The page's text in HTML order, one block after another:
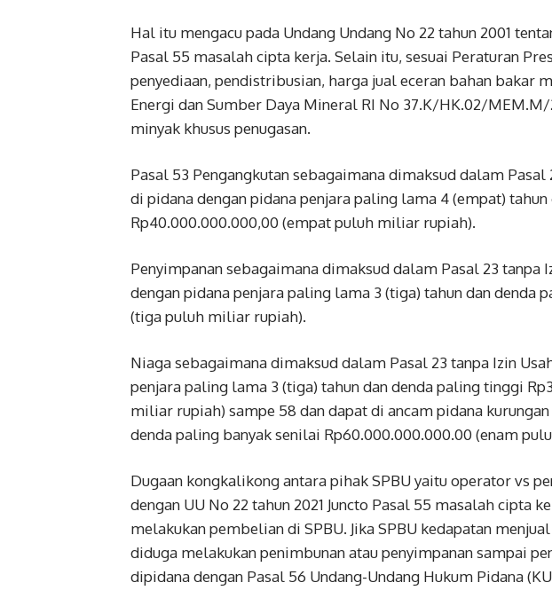
Hal itu mengacu pada Undang Undang No 22 tahun 2001
Pasal 55 masalah cipta kerja. Selain itu, sesuai Peraturan
penyediaan, pendistribusian, harga jual eceran bahan bakar
Energi dan Sumber Daya Mineral RI No 37.K/HK.02/
minyak khusus penugasan.
Pasal 53 Pengangkutan sebagaimana dimaksud dalam Pasal
di pidana dengan pidana penjara paling lama 4 (empat)
Rp40.000.000.000,00 (empat puluh miliar rupiah).
Penyimpanan sebagaimana dimaksud dalam Pasal 23 tanpa
dengan pidana penjara paling lama 3 (tiga) tahun dan denda
(tiga puluh miliar rupiah).
Niaga sebagaimana dimaksud dalam Pasal 23 tanpa Izin
penjara paling lama 3 (tiga) tahun dan denda paling tinggi
miliar rupiah) sampe 58 dan dapat di ancam pidana
denda paling banyak senilai Rp60.000.000.000.00 (enam
Dugaan kongkalikong antara pihak SPBU yaitu operator vs
dengan UU No 22 tahun 2021 Juncto Pasal 55 masalah cipta
melakukan pembelian di SPBU. Jika SPBU kedapatan
diduga melakukan penimbunan atau penyimpanan sampai
dipidana dengan Pasal 56 Undang-Undang Hukum Pidana